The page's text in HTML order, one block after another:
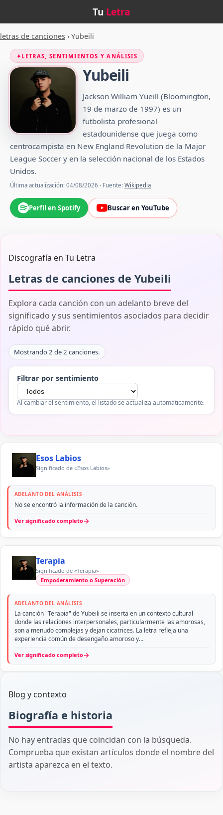
Tu Letra
letras de canciones › Yubeili
✦LETRAS, SENTIMIENTOS Y ANÁLISIS
Yubeili
Jackson William Yueill (Bloomington,
19 de marzo de 1997) es un
futbolista profesional
estadounidense que juega como
centrocampista en New England Revolution de la Major
League Soccer y en la selección nacional de los Estados
Unidos.
Última actualización: 04/08/2026 · Fuente: Wikipedia
Perfil en Spotify Buscar en YouTube
Discografía en Tu Letra
Letras de canciones de Yubeili
Explora cada canción con un adelanto breve del
significado y sus sentimientos asociados para decidir
rápido qué abrir.
Mostrando 2 de 2 canciones.
Filtrar por sentimiento
Al cambiar el sentimiento, el listado se actualiza automáticamente.
Esos Labios
Significado de «Esos Labios»
ADELANTO DEL ANÁLISIS
No se encontró la información de la canción.
Ver significado completo→
Terapia
Significado de «Terapia»
Empoderamiento o Superación
ADELANTO DEL ANÁLISIS
La canción "Terapia" de Yubeili se inserta en un contexto cultural
donde las relaciones interpersonales, particularmente las amorosas,
son a menudo complejas y dejan cicatrices. La letra refleja una
experiencia común de desengaño amoroso y…
Ver significado completo→
Blog y contexto
Biografía e historia
No hay entradas que coincidan con la búsqueda.
Comprueba que existan artículos donde el nombre del
artista aparezca en el texto.